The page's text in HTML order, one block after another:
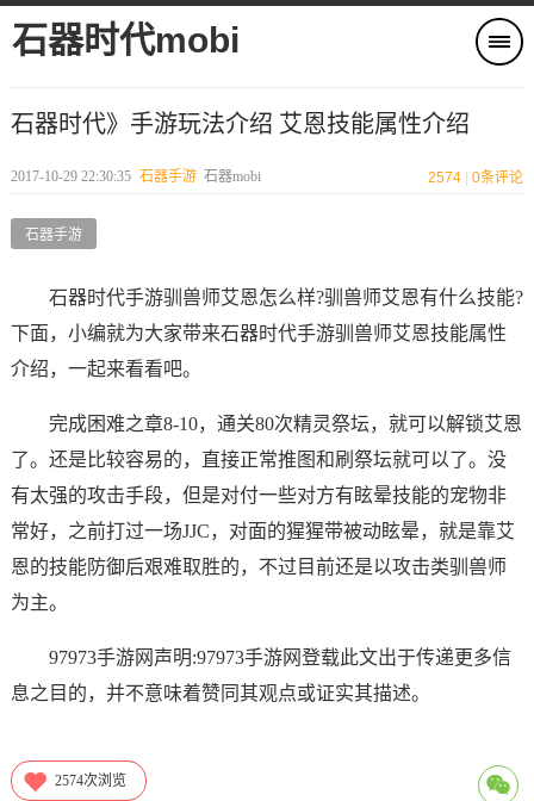
石器时代mobi
石器时代》手游玩法介绍 艾恩技能属性介绍
2017-10-29 22:30:35 石器手游 石器mobi 2574 0条评论
石器手游
石器时代手游驯兽师艾恩怎么样?驯兽师艾恩有什么技能?
下面，小编就为大家带来石器时代手游驯兽师艾恩技能属性
介绍，一起来看看吧。
完成困难之章8-10，通关80次精灵祭坛，就可以解锁艾恩
了。还是比较容易的，直接正常推图和刷祭坛就可以了。没
有太强的攻击手段，但是对付一些对方有眩晕技能的宠物非
常好，之前打过一场JJC，对面的猩猩带被动眩晕，就是靠艾
恩的技能防御后艰难取胜的，不过目前还是以攻击类驯兽师
为主。
97973手游网声明:97973手游网登载此文出于传递更多信
息之目的，并不意味着赞同其观点或证实其描述。
2574次浏览